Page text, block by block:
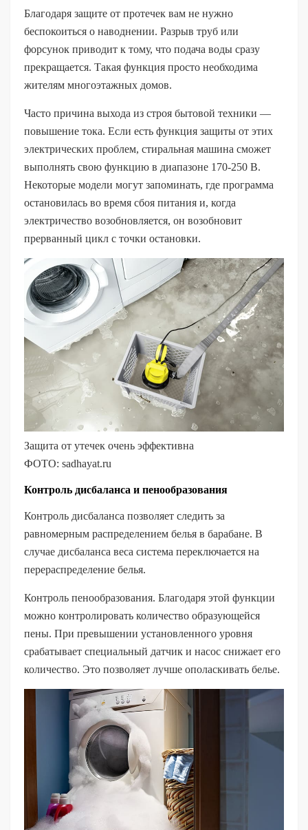
Благодаря защите от протечек вам не нужно
беспокоиться о наводнении. Разрыв труб или
форсунок приводит к тому, что подача воды сразу
прекращается. Такая функция просто необходима
жителям многоэтажных домов.
Часто причина выхода из строя бытовой техники —
повышение тока. Если есть функция защиты от этих
электрических проблем, стиральная машина сможет
выполнять свою функцию в диапазоне 170-250 В.
Некоторые модели могут запоминать, где программа
остановилась во время сбоя питания и, когда
электричество возобновляется, он возобновит
прерванный цикл с точки остановки.
Защита от утечек очень эффективна
ФОТО: sadhayat.ru
Контроль дисбаланса и пенообразования
Контроль дисбаланса позволяет следить за
равномерным распределением белья в барабане. В
случае дисбаланса веса система переключается на
перераспределение белья.
Контроль пенообразования. Благодаря этой функции
можно контролировать количество образующейся
пены. При превышении установленного уровня
срабатывает специальный датчик и насос снижает его
количество. Это позволяет лучше ополаскивать белье.